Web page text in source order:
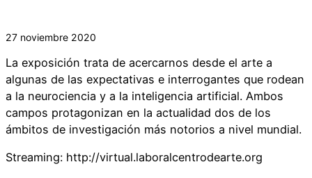
27 noviembre 2020
La exposición trata de acercarnos desde el arte a
algunas de las expectativas e interrogantes que rodean
a la neurociencia y a la inteligencia artificial. Ambos
campos protagonizan en la actualidad dos de los
ámbitos de investigación más notorios a nivel mundial.
Streaming: http://virtual.laboralcentrodearte.org